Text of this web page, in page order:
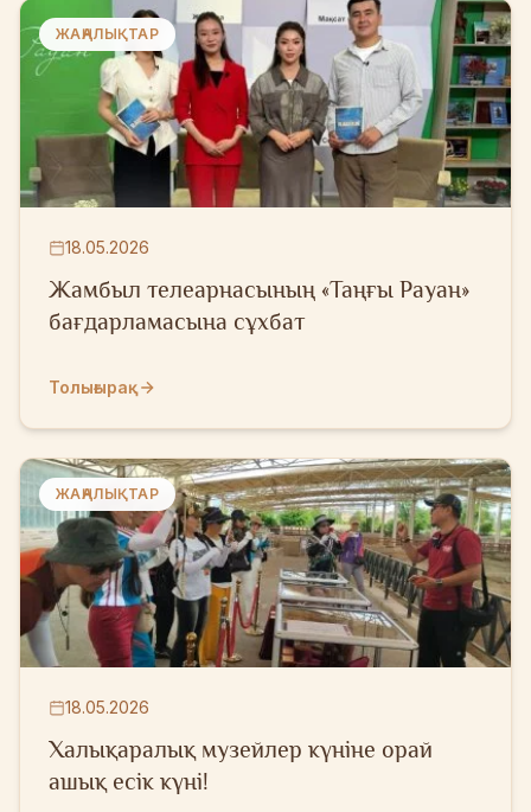
ЖАҢАЛЫҚТАР
18.05.2026
Жамбыл телеарнасының «Таңғы Рауан»
бағдарламасына сұхбат
Толығырақ
ЖАҢАЛЫҚТАР
18.05.2026
Халықаралық музейлер күніне орай
ашық есік күні!